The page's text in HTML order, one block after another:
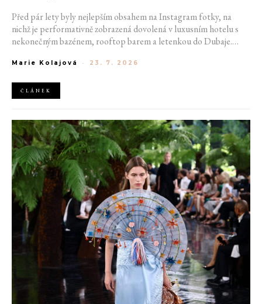
Před pár lety byly nejlepším obsahem na Instagram fotky, na
nichž je performativně zobrazená dovolená v luxusním hotelu s
nekonečným bazénem, rooftop barem a letenkou do Dubaje.
horách. Ranní koupání v lomu. Výlet vlakem na Šumavu.
Marie Kolajová - 23. 7. 2026
ČLÁNEK